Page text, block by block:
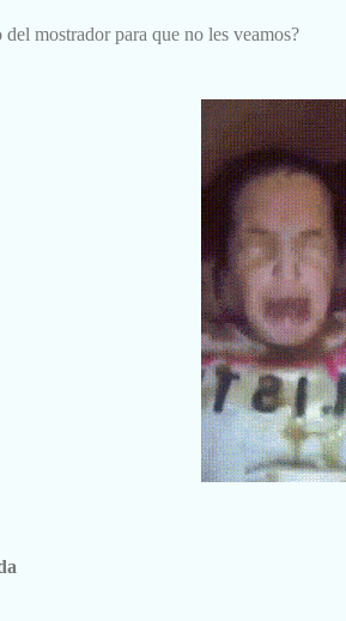
mostrador para que no les veamos?